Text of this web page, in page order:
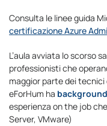
Consulta le linee guida
certificazione Azure
L’aula avviata lo scorso
professionisti che
maggior parte dei
eForHum ha
esperienza on the job
Server, VMware)